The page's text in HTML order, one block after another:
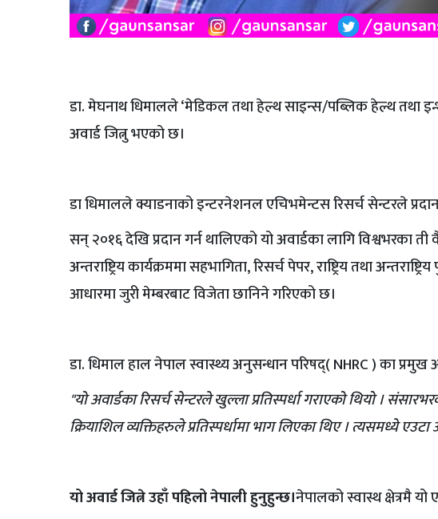
डा. मेघनाथ धिमालले ‘मेडिकल तथा हेल्थ साइन्स/पब्लिक हेल्थ तथा
अवार्ड जित्नु भएको छ।
डा धिमालले क्याडनाको इन्टरनेशनल एचिभमेन्टस रिसर्च सेन्टरले
सन् २०१६ देखि प्रदान गर्न थालिएको यो अवार्डका लागि विश्वभरका
अन्तराष्ट्रिय कार्यक्रममा सहभागिता, रिसर्च पेपर, राष्ट्रिय तथा
आधारमा जुरी मेम्बरबाट विजेता छानिने गरिएको छ।
डा. धिमाल हाल नेपाल स्वास्थ्य अनुसन्धान परिषद्( NHRC ) का
"यो अवार्डका रिसर्च सेन्टरले खुल्ला प्रतिस्पर्धा गराएको थियो ।
क्रियाशिल व्यक्तिहरुले प्रतिस्पर्धामा भाग लिएका थिए । त्यसमध्ये
यो अवार्ड जित्ने उहाँ पहिलो नेपाली हुनुहुन्छ।नेपालको स्वास्थ क्षेत्रमै